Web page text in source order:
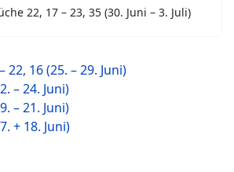
22, 17 – 23, 35 (30. Juni – 3. Juli)
22, 16 (25. – 29. Juni)
– 24. Juni)
– 21. Juni)
+ 18. Juni)